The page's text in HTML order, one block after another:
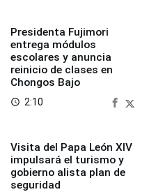
Presidenta Fujimori
entrega módulos
escolares y anuncia
reinicio de clases en
Chongos Bajo
access_time 2:10
Visita del Papa León XIV
impulsará el turismo y
gobierno alista plan de
seguridad